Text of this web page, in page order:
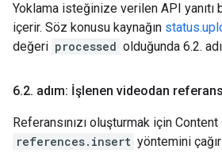
Yoklama isteğinize verilen API yanıtı
içerir. Söz konusu kaynağın
değeri processed olduğunda 6.2.
6.2. adım: İşlenen videodan
Referansınızı oluşturmak için
references.insert yöntemini